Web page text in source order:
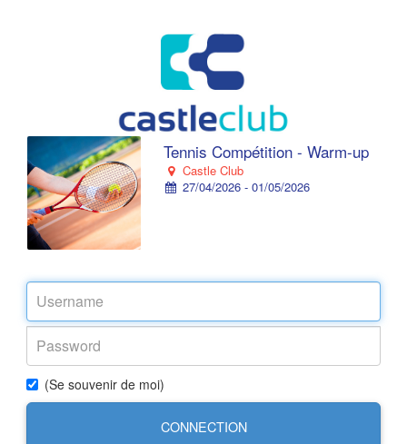
Tennis Compétition - Warm-up
Castle Club
27/04/2026 - 01/05/2026
(Se souvenir de moi)
CONNECTION